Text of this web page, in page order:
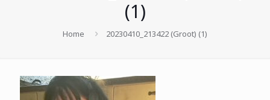
(1)
Home 20230410_213422 (Groot) (1)